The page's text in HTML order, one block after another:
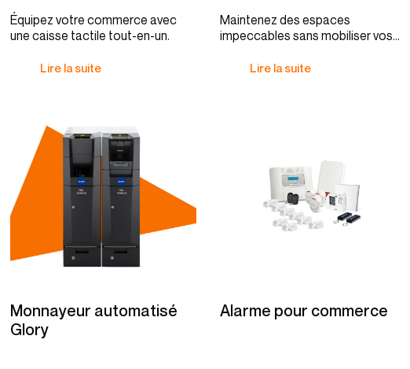
Équipez votre commerce avec
une caisse tactile tout-en-un.
Lire la suite
Maintenez des espaces
impeccables sans mobiliser vos
Lire la suite
Monnayeur automatisé
Glory
Alarme pour commerce